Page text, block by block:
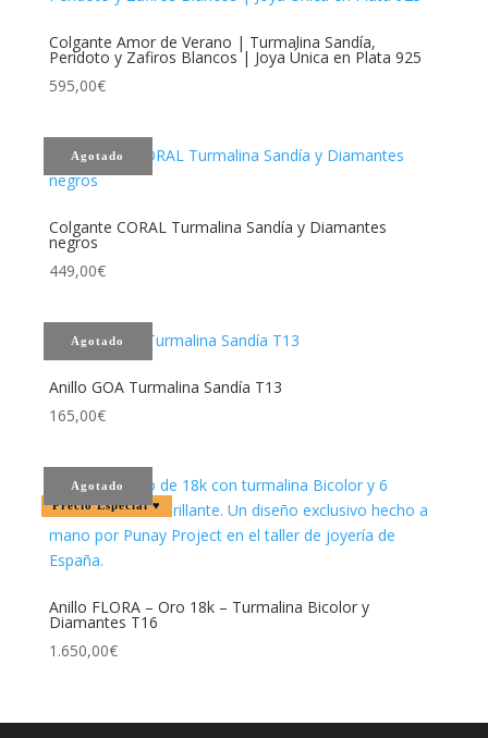
Colgante Amor de Verano | Turmalina Sandía,
Peridoto y Zafiros Blancos | Joya Única en Plata 925
595,00€
Agotado
Colgante CORAL Turmalina Sandía y Diamantes
negros
449,00€
Precio Especial ♥
Agotado
Anillo GOA Turmalina Sandía T13
165,00€
Agotado
Anillo FLORA – Oro 18k – Turmalina Bicolor y
Diamantes T16
1.650,00€